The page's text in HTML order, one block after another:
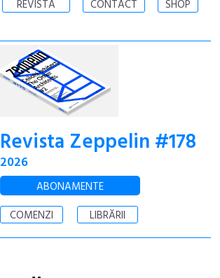
REVISTA CONTACT SHOP
Revista Zeppelin #178
2026
ABONAMENTE
COMENZI
LIBRĂRII